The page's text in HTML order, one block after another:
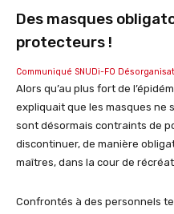
Des masques
protecteurs !
Communiqué SNUDi-FO
Alors qu’au plus fort de
expliquait que les masques ne
sont désormais contraints de
discontinuer, de manière
maîtres, dans la cour de
Confrontés à des personnels